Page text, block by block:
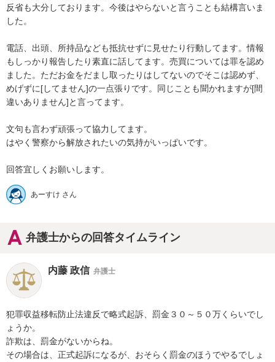
反省も大分しております。今後はやらないと言うことも結構言いま
した。
電話、出頭、所持品なども抵抗せずに見せたり行動してます。情報
もしっかり報告したり素直に話してます。売買については罪を認め
ました。ただお金をだまし取ったりはしてないのでそこは認めず、
めげずに[してません]の一点張りです。同じことも聞かれますが[間
違いありません]と言ってます。
文句も言わず頑張って協力してます。
はやく警察から解放されたいの気持がいっぱいです。
回答宜しくお願いします。
あーすけ さん
弁護士からの回答タイムライン
内藤 政信 弁護士
犯罪収益移転防止法違反で略式起訴、罰金３０～５０万くらいでし
ょうか。
詐欺は、罰金がないからね。
その場合は、正式起訴になるが、おそらく罰金のほうでやるでしょ